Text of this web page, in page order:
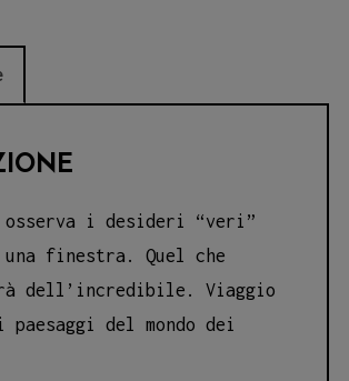
osserva i desideri “veri”
finestra. Quel che
dell’incredibile. Viaggio
del mondo dei